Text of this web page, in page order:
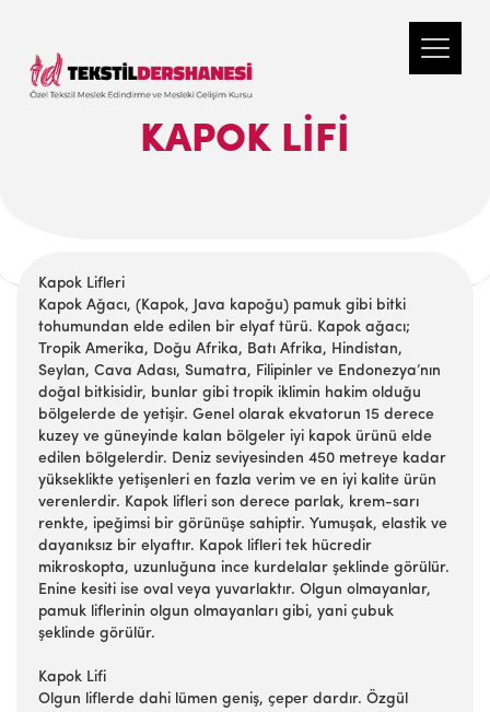
KAPOK LIFI
Kapok Lifleri
Kapok Ağacı, (Kapok, Java kapoğu) pamuk gibi bitki
tohumundan elde edilen bir elyaf türü. Kapok ağacı;
Tropik Amerika, Doğu Afrika, Batı Afrika, Hindistan,
Seylan, Cava Adası, Sumatra, Filipinler ve Endonezya’nın
doğal bitkisidir, bunlar gibi tropik iklimin hakim olduğu
bölgelerde de yetişir. Genel olarak ekvatorun 15 derece
kuzey ve güneyinde kalan bölgeler iyi kapok ürünü elde
edilen bölgelerdir. Deniz seviyesinden 450 metreye kadar
yükseklikte yetişenleri en fazla verim ve en iyi kalite ürün
verenlerdir. Kapok lifleri son derece parlak, krem-sarı
renkte, ipeğimsi bir görünüşe sahiptir. Yumuşak, elastik ve
dayanıksız bir elyaftır. Kapok lifleri tek hücredir
mikroskopta, uzunluğuna ince kurdelalar şeklinde görülür.
Enine kesiti ise oval veya yuvarlaktır. Olgun olmayanlar,
pamuk liflerinin olgun olmayanları gibi, yani çubuk
şeklinde görülür.
Kapok Lifi
Olgun liflerde dahi lümen geniş, çeper dardır. Özgül